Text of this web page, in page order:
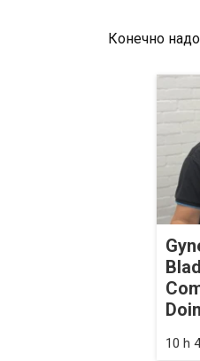
Конечно
10 h